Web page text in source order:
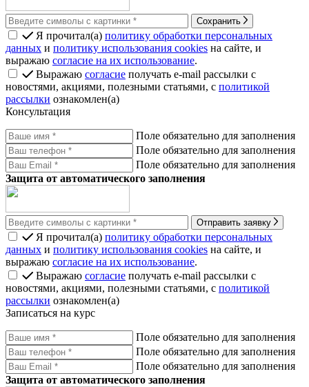
Сохранить
Я прочитал(а) политику обработки персональных
данных и политику использования cookies на сайте, и
выражаю согласие на их использование.
Выражаю согласие получать e-mail рассылки с
новостями, акциями, полезными статьями, с политикой
рассылки ознакомлен(а)
Консультация
Поле обязательно для заполнения
Поле обязательно для заполнения
Поле обязательно для заполнения
Защита от автоматического заполнения
Отправить заявку
Я прочитал(а) политику обработки персональных
данных и политику использования cookies на сайте, и
выражаю согласие на их использование.
Выражаю согласие получать e-mail рассылки с
новостями, акциями, полезными статьями, с политикой
рассылки ознакомлен(а)
Записаться на курс
Поле обязательно для заполнения
Поле обязательно для заполнения
Поле обязательно для заполнения
Защита от автоматического заполнения